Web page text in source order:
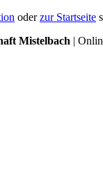
oderzur Startseite
Mistelbach |